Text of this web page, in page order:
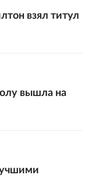
взял титул
вышла на